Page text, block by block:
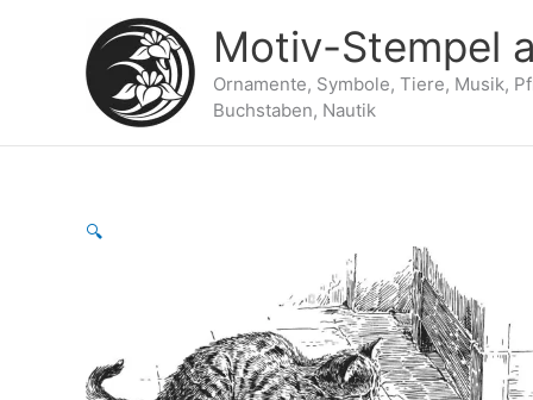
Motiv-Stempel
Ornamente, Symbole, Tiere, Musik,
Buchstaben, Nautik
🔍